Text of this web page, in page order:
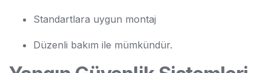
Standartlara uygun montaj
Düzenli bakım ile mümkündür.